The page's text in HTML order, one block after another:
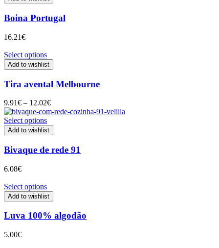
Boina Portugal
16.21€
Select options
Add to wishlist
Tira avental Melbourne
9.91€ – 12.02€Price
range:
through
12.02€
Select options
Add to wishlist
Bivaque de rede 91
6.08€
Select options
Add to wishlist
Luva 100% algodão
5.00€